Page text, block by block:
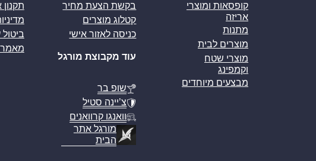
קופסאות ומוצרי
אריזה
מתנות
מוצרים לבית
מוצרי שטח
וקמפינג
מבצעים מיוחדים
בקשת הצעת מחיר
קטלוג מוצרים
כניסה לאזור אישי
עוד מקבוצת מורגל
שופ בר
צ’יינה סטיל
וואנגו קרוואנים
מורגל אתר
הבית
תקנון